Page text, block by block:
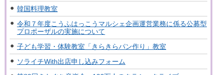
韓国料理教室
令和７年度こうふはっこうマルシェ企画運営業務に係る公募型
プロポーザルの実施について
子ども学習・体験教室「きらきらパン作り」教室
ソライチWith出店申し込みフォーム